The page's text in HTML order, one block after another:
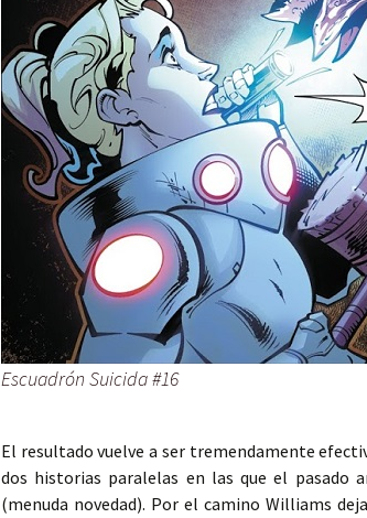
Escuadrón Suicida #16
El resultado vuelve a ser tremendamente
dos historias paralelas en las que el pasado
(menuda novedad). Por el camino Williams